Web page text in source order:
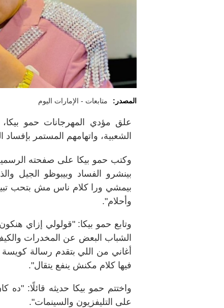
المصدر: متابعات - الإمارات اليوم
علق مؤدي المهرجانات حمو بيكا،
الشعبية، واتهامهم المستمر بإفساد
وكتب حمو بيكا على صفحته
بينشرو الفساد وبيبوظو الجيل
بيمشي ورا كلام ناس مش بتحب
وأحلام".
وتابع حمو بيكا: "قولولي إزاي
الشباب البعض عن المخدرات
أغاني من اللي بتقدم رسالة
فيها كلام مكنش ينفع يتقال".
واختتم حمو بيكا حديثه قائلًا:
على التليفزيون والسينمات".